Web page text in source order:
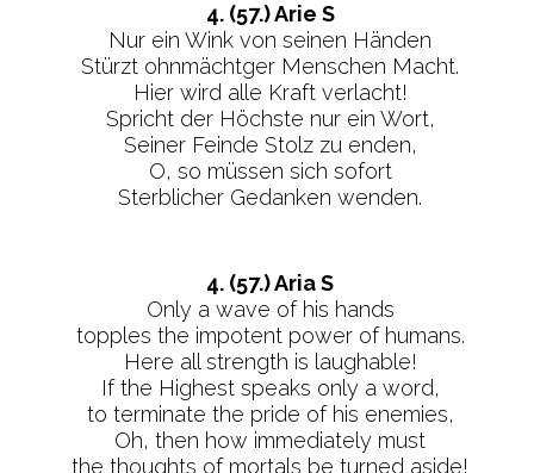
4. (57.) Arie S
Nur ein Wink von seinen Händen
Stürzt ohnmächtger Menschen Macht.
Hier wird alle Kraft verlacht!
Spricht der Höchste nur ein Wort,
Seiner Feinde Stolz zu enden,
O, so müssen sich sofort
Sterblicher Gedanken wenden.
4. (57.) Aria S
Only a wave of his hands
topples the impotent power of humans.
Here all strength is laughable!
If the Highest speaks only a word,
to terminate the pride of his enemies,
Oh, then how immediately must
the thoughts of mortals be turned aside!